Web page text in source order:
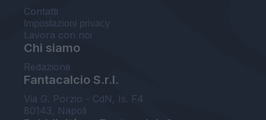
Contatti
Impostazioni privacy
Lavora con noi
Chi siamo
Redazione
Fantacalcio S.r.l.
Via G. Porzio - CdN, Is. F4
80143, Napoli